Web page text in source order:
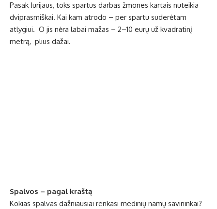
Pasak Jurijaus, toks spartus darbas žmones kartais nuteikia
dviprasmiškai. Kai kam atrodo – per spartu suderėtam
atlygiui. O jis nėra labai mažas – 2–10 eurų už kvadratinį
metrą, plius dažai.
Spalvos – pagal kraštą
Kokias spalvas dažniausiai renkasi medinių namų savininkai?